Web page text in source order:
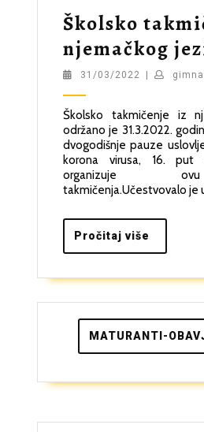
Školsko
njemačkog
31/03/2022 31/03/2022
|
Školsko takmičenje iz
održano je 31.3.2022.
dvogodišnje pauze
korona virusa, 16. put
organizuje
takmičenja.Učestvovalo je
Pročitaj više
više
MATURANTI-